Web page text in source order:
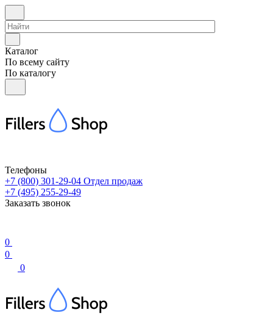
Каталог
По всему сайту
По каталогу
Телефоны
+7 (800) 301-29-04 Отдел продаж
+7 (495) 255-29-49
Заказать звонок
0
0
0